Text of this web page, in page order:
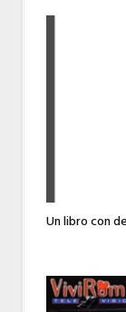
Un libro con